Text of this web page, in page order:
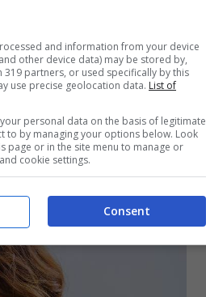
si è giunti in ritardo
situazione favorevole
al triennio 2025/2027, il
entrambi i trienni.
and information from your device
other device data) may be stored by,
319 partners, or used specifically by this
use precise geolocation data. List of
personal data on the basis of legitimate
to by managing your options below. Look
page or in the site menu to manage or
cookie settings.
Consent